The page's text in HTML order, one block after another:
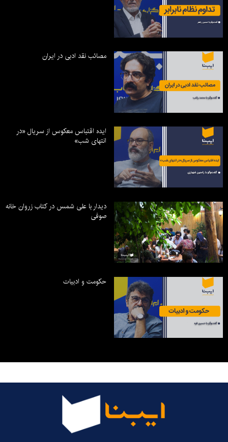
مصائب نقد ادبی در ایران
ایده اقتباس معکوس از سریال «در
انتهای شب»
دیدار با علی شمس در کتاب زروان خانه
صوفی
حکومت و ادبیات